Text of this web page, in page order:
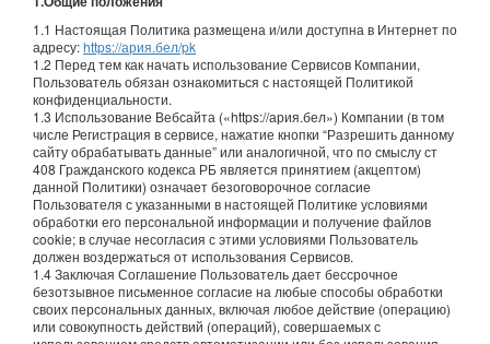
1.1 Настоящая Политика размещена и/или доступна в Интернет по
адресу:https://ария.бел/pk
1.2 Перед тем как начать использование Сервисов Компании,
Пользователь обязан ознакомиться с настоящей Политикой
конфиденциальности.
1.3 Использование Вебсайта («https://ария.бел») Компании (в том
числе Регистрация в сервисе, нажатие кнопки “Разрешить данному
сайту обрабатывать данные” или аналогичной, что по смыслу ст
408 Гражданского кодекса РБ является принятием (акцептом)
данной Политики) означает безоговорочное согласие
Пользователя с указанными в настоящей Политике условиями
обработки его персональной информации и получение файлов
cookie; в случае несогласия с этими условиями Пользователь
должен воздержаться от использования Сервисов.
1.4 Заключая Соглашение Пользователь дает бессрочное
безотзывное письменное согласие на любые способы обработки
своих персональных данных, включая любое действие (операцию)
или совокупность действий (операций), совершаемых с